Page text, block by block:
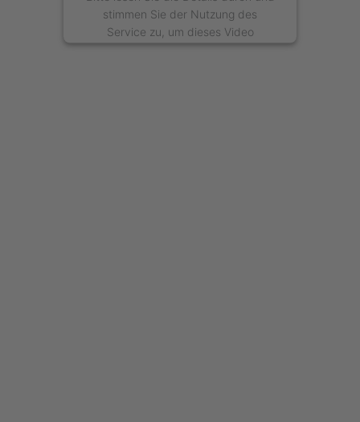
stimmen Sie der Nutzung des
Service zu, um dieses Video
anzusehen.